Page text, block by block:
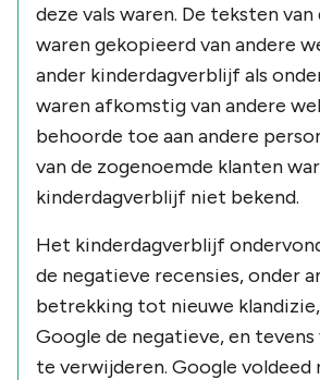
deze vals waren. De teksten
waren gekopieerd van andere
ander kinderdagverblijf als
waren afkomstig van andere
behoorde toe aan andere
van de zogenoemde klanten
kinderdagverblijf niet bekend.
Het kinderdagverblijf
de negatieve recensies, onder
betrekking tot nieuwe
Google de negatieve, en tevens
te verwijderen. Google voldeed